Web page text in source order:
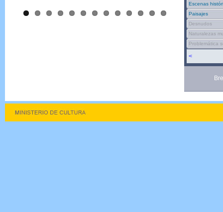
Escenas
Paisajes
Desnudos
Naturalezas
Problemática
<